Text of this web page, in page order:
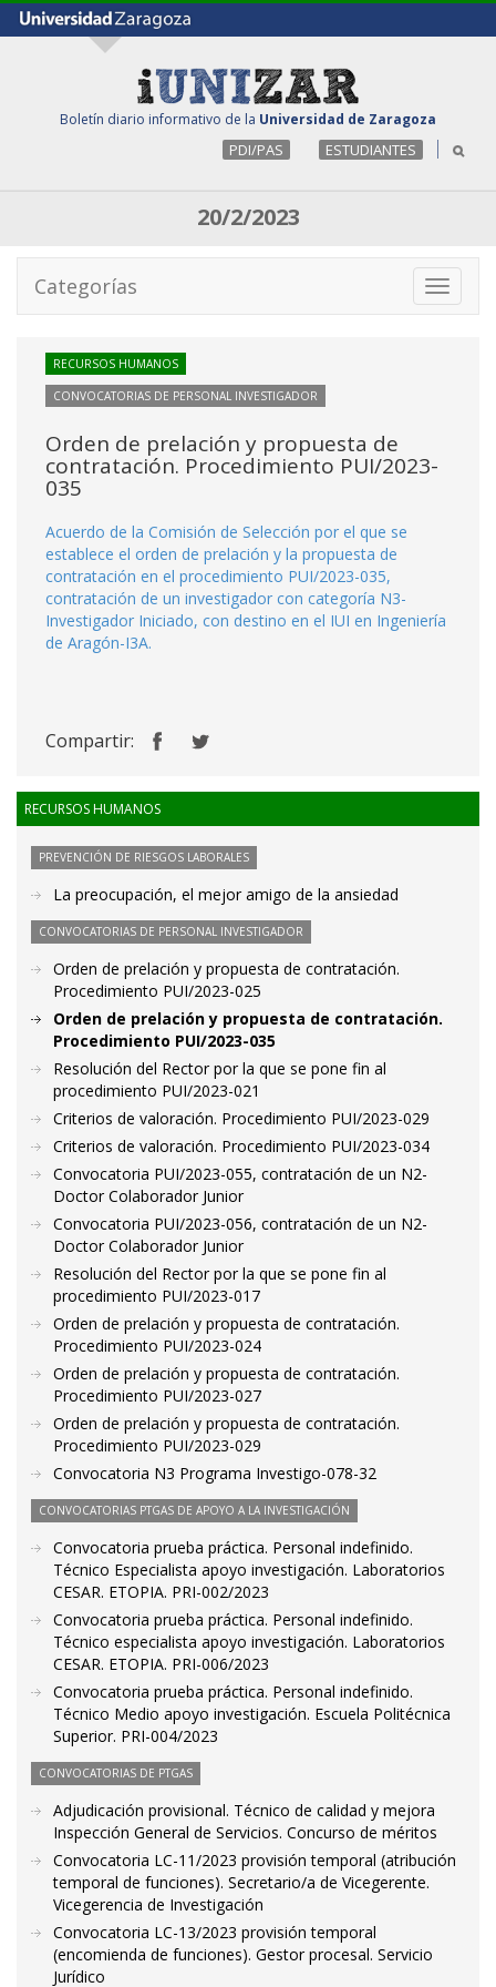
Boletín diario informativo de la Universidad de Zaragoza
PDI/PAS ESTUDIANTES
20/2/2023
Toggle
Categorías
RECURSOS HUMANOS
CONVOCATORIAS DE PERSONAL INVESTIGADOR
Orden de prelación y propuesta de
contratación. Procedimiento PUI/2023-
035
Acuerdo de la Comisión de Selección por el que se
establece el orden de prelación y la propuesta de
contratación en el procedimiento PUI/2023-035,
contratación de un investigador con categoría N3-
Investigador Iniciado, con destino en el IUI en Ingeniería
de Aragón-I3A.
Compartir:
RECURSOS HUMANOS
PREVENCIÓN DE RIESGOS LABORALES
La preocupación, el mejor amigo de la ansiedad
CONVOCATORIAS DE PERSONAL INVESTIGADOR
Orden de prelación y propuesta de contratación.
Procedimiento PUI/2023-025
Orden de prelación y propuesta de contratación.
Procedimiento PUI/2023-035
Resolución del Rector por la que se pone fin al
procedimiento PUI/2023-021
Criterios de valoración. Procedimiento PUI/2023-029
Criterios de valoración. Procedimiento PUI/2023-034
Convocatoria PUI/2023-055, contratación de un N2-
Doctor Colaborador Junior
Convocatoria PUI/2023-056, contratación de un N2-
Doctor Colaborador Junior
Resolución del Rector por la que se pone fin al
procedimiento PUI/2023-017
Orden de prelación y propuesta de contratación.
Procedimiento PUI/2023-024
Orden de prelación y propuesta de contratación.
Procedimiento PUI/2023-027
Orden de prelación y propuesta de contratación.
Procedimiento PUI/2023-029
Convocatoria N3 Programa Investigo-078-32
CONVOCATORIAS PTGAS DE APOYO A LA INVESTIGACIÓN
Convocatoria prueba práctica. Personal indefinido.
Técnico Especialista apoyo investigación. Laboratorios
CESAR. ETOPIA. PRI-002/2023
Convocatoria prueba práctica. Personal indefinido.
Técnico especialista apoyo investigación. Laboratorios
CESAR. ETOPIA. PRI-006/2023
Convocatoria prueba práctica. Personal indefinido.
Técnico Medio apoyo investigación. Escuela Politécnica
Superior. PRI-004/2023
CONVOCATORIAS DE PTGAS
Adjudicación provisional. Técnico de calidad y mejora
Inspección General de Servicios. Concurso de méritos
Convocatoria LC-11/2023 provisión temporal (atribución
temporal de funciones). Secretario/a de Vicegerente.
Vicegerencia de Investigación
Convocatoria LC-13/2023 provisión temporal
(encomienda de funciones). Gestor procesal. Servicio
Jurídico